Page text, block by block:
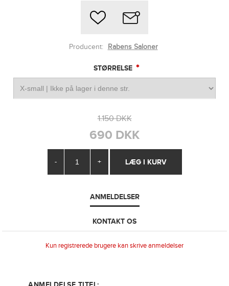
Producent: Rabens Saloner
STØRRELSE *
1.150 DKK
690 DKK
- +
ANMELDELSER
KONTAKT OS
Kun registrerede brugere kan skrive anmeldelser